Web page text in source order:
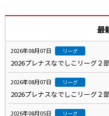
最
2026年08月07日 リーグ
2026プレナスなでしこリーグ２
2026年08月07日 リーグ
2026プレナスなでしこリーグ２
2026年08月05日 リーグ